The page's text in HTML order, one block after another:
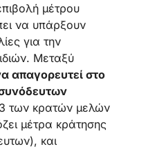
μέτρου
να υπάρξουν
για την
Μεταξύ
απαγορευτεί στο
των κρατών μελών
μέτρα κράτησης
και